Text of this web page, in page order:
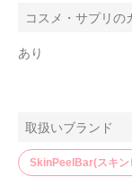
コスメ・サプリの
あり
取扱いブランド
SkinPeelBar(スキン